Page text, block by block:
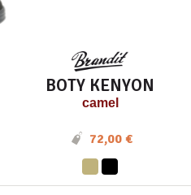
BOTY KENYON
camel
72,00 €